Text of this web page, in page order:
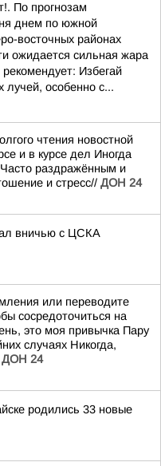
По прогнозам
днем по южной
восточных районах
ожидается сильная жара
Избегай
лучей, особенно с...
чтения новостной
и в курсе дел Иногда
раздражённым и
и стресс// ДОН 24
вничью с ЦСКА
или переводите
сосредоточиться на
это моя привычка Пару
случаях Никогда,
ДОН 24
родились 33 новые